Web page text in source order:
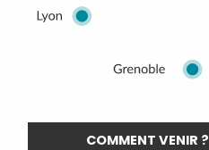
COMMENT VENIR ?